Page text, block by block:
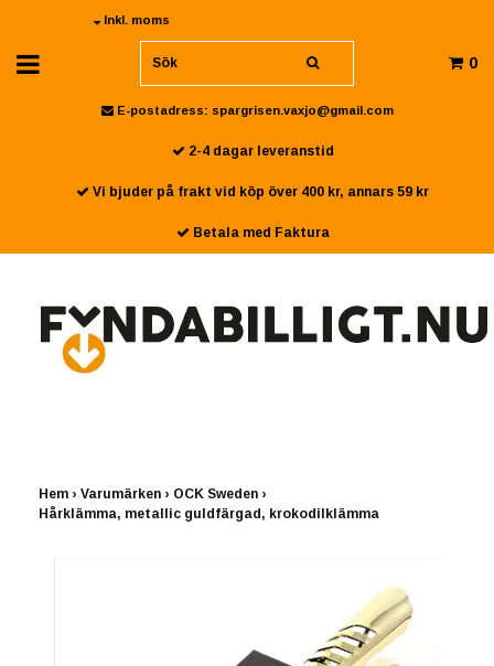
Inkl. moms
0
E-postadress: spargrisen.vaxjo@gmail.com
2-4 dagar leveranstid
Vi bjuder på frakt vid köp över 400 kr, annars 59 kr
Betala med Faktura
Hem › Varumärken › OCK Sweden ›
Hårklämma, metallic guldfärgad, krokodilklämma